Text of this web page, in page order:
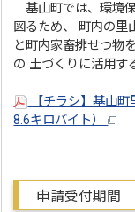
基山町では、環境
図るため、 町内の里
と町内家畜排せつ物
の 土づくりに活用す
【チラシ】基山
8.6キロバイト）
申請受付期間